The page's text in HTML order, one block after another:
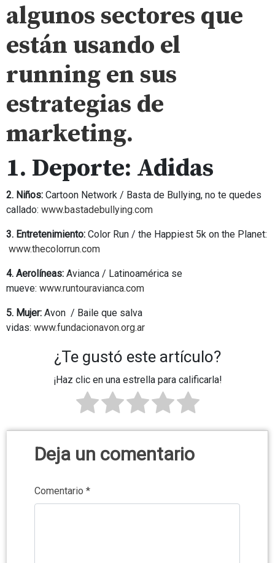
algunos sectores que
están usando el
running en sus
estrategias de
marketing.
1. Deporte: Adidas
2. Niños: Cartoon Network / Basta de Bullying, no te quedes
callado: www.bastadebullying.com
3. Entretenimiento: Color Run / the Happiest 5k on the Planet:
www.thecolorrun.com
4. Aerolíneas: Avianca / Latinoamérica se
mueve: www.runtouravianca.com
5. Mujer: Avon / Baile que salva
vidas: www.fundacionavon.org.ar
¿Te gustó este artículo?
¡Haz clic en una estrella para calificarla!
Deja un comentario
Comentario *